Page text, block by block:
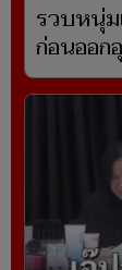
รวบหนุ่
ก่อนออก